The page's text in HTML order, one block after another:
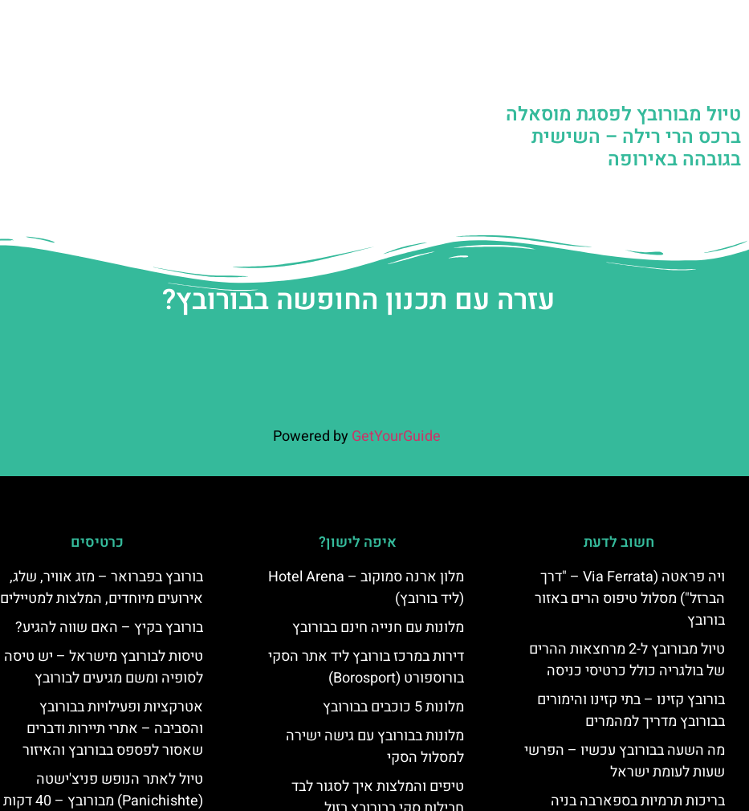
טיול מבורובץ לפסגת מוסאלה
ברכס הרי רילה – השישית
בגובהה באירופה
עזרה עם תכנון החופשה בבורובץ?
Powered by GetYourGuide
חשוב לדעת
ויה פראטה (Via Ferrata – "דרך
הברזל") מסלול טיפוס הרים באזור
בורובץ
טיול מבורובץ ל-2 מרחצאות ההרים
של בולגריה כולל כרטיסי כניסה
בורובץ קזינו – בתי קזינו והימורים
בבורובץ מדריך למהמרים
מה השעה בבורובץ עכשיו – הפרשי
שעות לעומת ישראל
בריכות תרמיות בספארבה בניה
איפה לישון?
מלון ארנה סמוקוב – Hotel Arena
(ליד בורובץ)
מלונות עם חנייה חינם בבורובץ
דירות במרכז בורובץ ליד אתר הסקי
בורוספורט (Borosport)
מלונות 5 כוכבים בבורובץ
מלונות בבורובץ עם גישה ישירה
למסלול הסקי
טיפים והמלצות איך לסגור לבד
כרטיסים
בורובץ בפברואר – מזג אוויר, שלג,
אירועים מיוחדים, המלצות למטיילים
בורובץ בקיץ – האם שווה להגיע?
טיסות לבורובץ מישראל – יש טיסה
לסופיה ומשם מגיעים לבורובץ
אטרקציות ופעילויות בבורובץ
והסביבה – אתרי תיירות ודברים
שאסור לפספס בבורובץ והאיזור
טיול לאתר הנופש פניצ'ישטה
(Panichishte) מבורובץ – 40 דקות